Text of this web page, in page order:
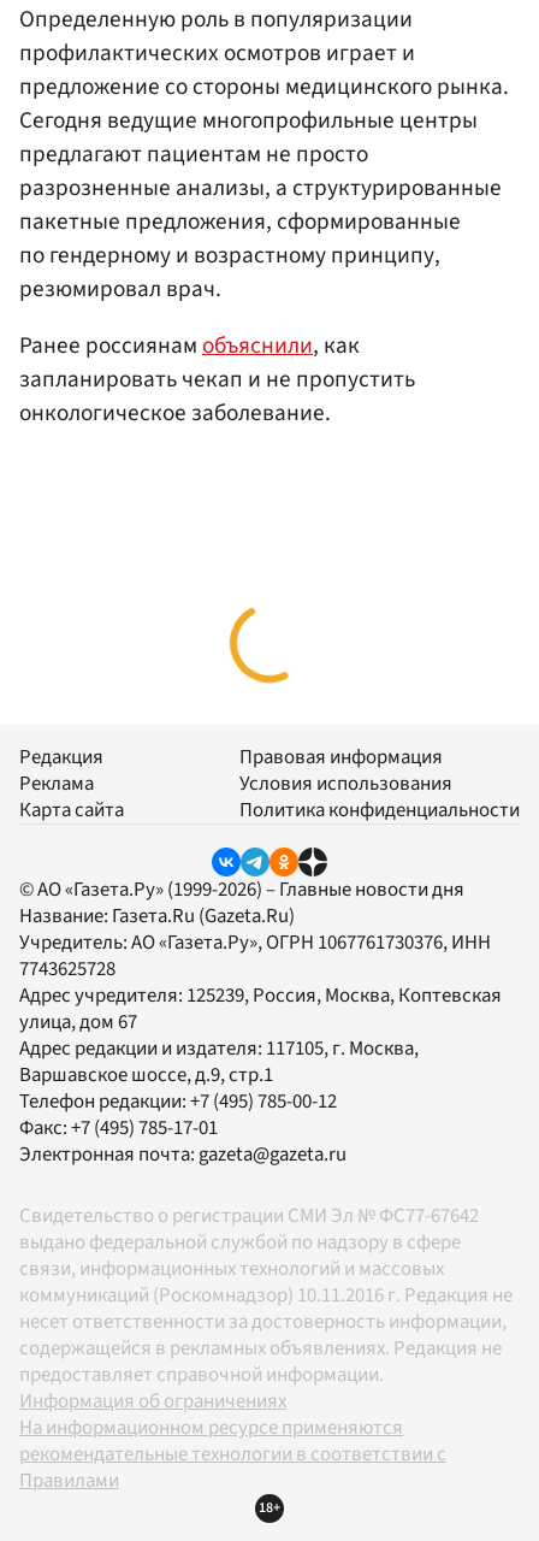
Определенную роль в популяризации
профилактических осмотров играет и
предложение со стороны медицинского рынка.
Сегодня ведущие многопрофильные центры
предлагают пациентам не просто
разрозненные анализы, а структурированные
пакетные предложения, сформированные
по гендерному и возрастному принципу,
резюмировал врач.
Ранее россиянамобъяснили, как
запланировать чекап и не пропустить
онкологическое заболевание.
Редакция
Реклама
Карта сайта
Правовая информация
Условия использования
Политика конфиденциальности
© АО «Газета.Ру» (1999-2026) – Главные новости дня
Название: Газета.Ru (Gazeta.Ru)
Учредитель:АО «Газета.Ру», ОГРН 1067761730376, ИНН
7743625728
Адрес учредителя: 125239, Россия, Москва, Коптевская
улица, дом 67
Адрес редакции и издателя: 117105, г. Москва,
Варшавское шоссе, д.9, стр.1
Телефон редакции:+7 (495) 785-00-12
Факс:+7 (495) 785-17-01
Электронная почта:gazeta@gazeta.ru
Свидетельство о регистрации СМИ Эл № ФС77-67642
выдано федеральной службой по надзору в сфере
связи, информационных технологий и массовых
коммуникаций (Роскомнадзор) 10.11.2016 г. Редакция не
несет ответственности за достоверность информации,
содержащейся в рекламных объявлениях. Редакция не
предоставляет справочной информации.
Информация об ограничениях
На информационном ресурсе применяются
рекомендательные технологии в соответствии с
Правилами
18+